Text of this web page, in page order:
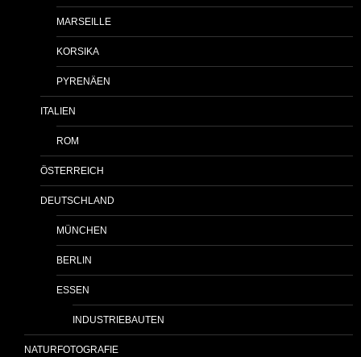
MARSEILLE
KORSIKA
PYRENÄEN
ITALIEN
ROM
ÖSTERREICH
DEUTSCHLAND
MÜNCHEN
BERLIN
ESSEN
INDUSTRIEBAUTEN
NATURFOTOGRAFIE